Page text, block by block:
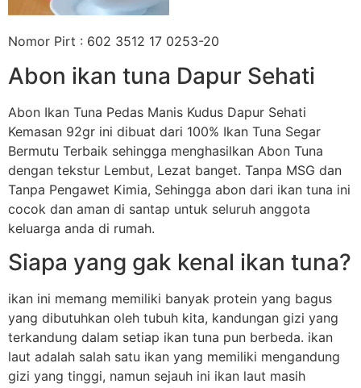
Nomor Pirt : 602 3512 17 0253-20
Abon ikan tuna Dapur Sehati
Abon Ikan Tuna Pedas Manis Kudus Dapur Sehati
Kemasan 92gr ini dibuat dari 100% Ikan Tuna Segar
Bermutu Terbaik sehingga menghasilkan Abon Tuna
dengan tekstur Lembut, Lezat banget. Tanpa MSG dan
Tanpa Pengawet Kimia, Sehingga abon dari ikan tuna ini
cocok dan aman di santap untuk seluruh anggota
keluarga anda di rumah.
Siapa yang gak kenal ikan tuna?
ikan ini memang memiliki banyak protein yang bagus
yang dibutuhkan oleh tubuh kita, kandungan gizi yang
terkandung dalam setiap ikan tuna pun berbeda. ikan
laut adalah salah satu ikan yang memiliki mengandung
gizi yang tinggi, namun sejauh ini ikan laut masih